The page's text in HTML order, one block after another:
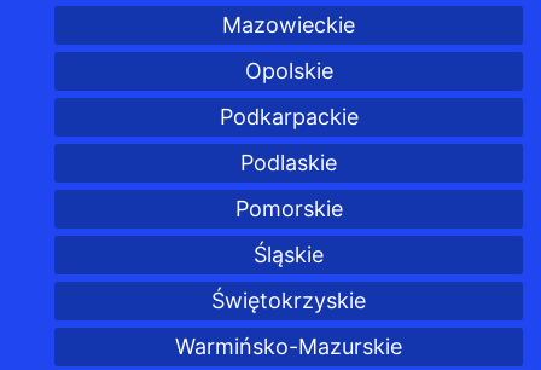
Mazowieckie
Opolskie
Podkarpackie
Podlaskie
Pomorskie
Śląskie
Świętokrzyskie
Warmińsko-Mazurskie